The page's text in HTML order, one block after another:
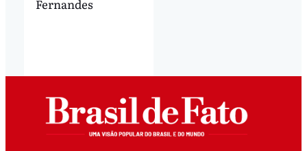
Fernandes